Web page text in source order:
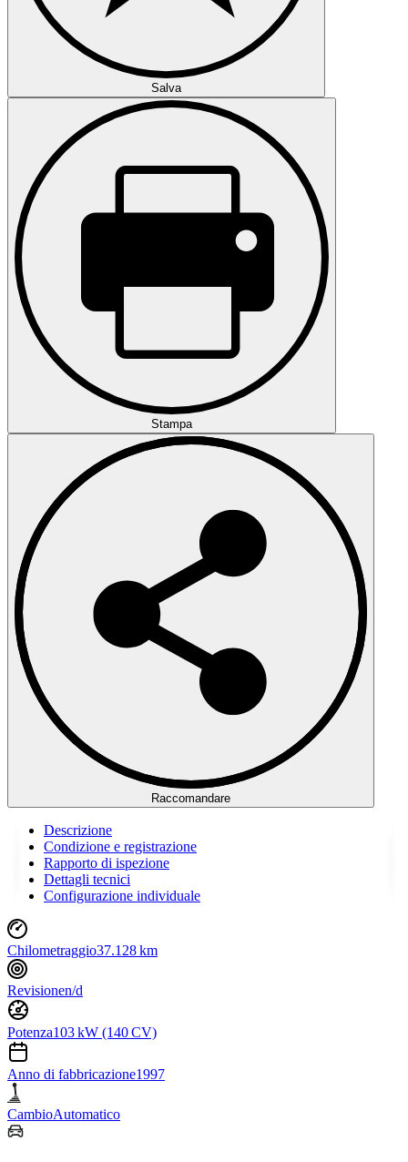
Salva
Stampa
Raccomandare
Descrizione
Condizione e registrazione
Rapporto di ispezione
Dettagli tecnici
Configurazione individuale
Chilometraggio37.128 km
Revisionen/d
Potenza103 kW (140 CV)
Anno di fabbricazione1997
CambioAutomatico